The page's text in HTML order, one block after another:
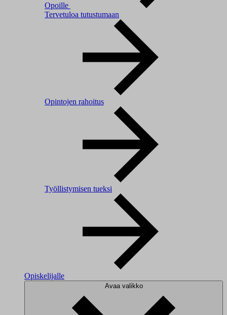
Opoille
Tervetuloa tutustumaan
Opintojen rahoitus
Työllistymisen tueksi
Opiskelijalle
Avaa valikko